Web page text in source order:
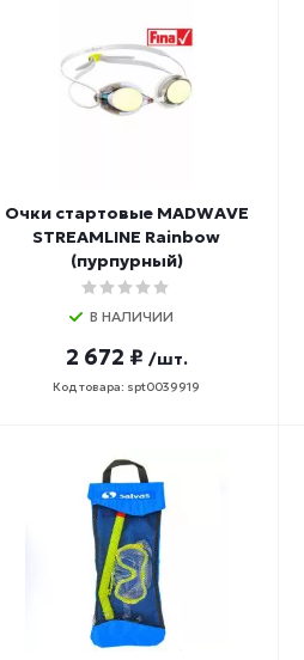
Очки стартовые MADWAVE
STREAMLINE Rainbow
(пурпурный)
В НАЛИЧИИ
2 672 ₽ /шт.
Код товара: spt0039919